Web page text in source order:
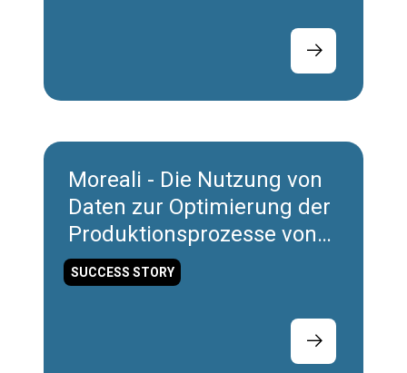
Moreali - Die Nutzung von
Daten zur Optimierung der
Produktionsprozesse von
mechanischen
Komponenten
SUCCESS STORY